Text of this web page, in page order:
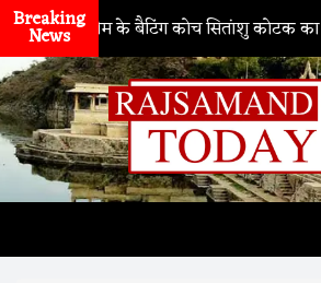
Breaking
News
टीम के बैटिंग कोच सितांशु कोटक का MPMSC